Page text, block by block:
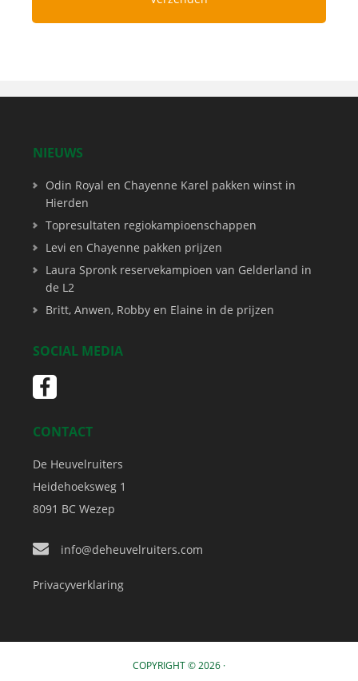
NIEUWS
Odin Royal en Chayenne Karel pakken winst in
Hierden
Topresultaten regiokampioenschappen
Levi en Chayenne pakken prijzen
Laura Spronk reservekampioen van Gelderland in
de L2
Britt, Anwen, Robby en Elaine in de prijzen
SOCIAL MEDIA
CONTACT
De Heuvelruiters
Heidehoeksweg 1
8091 BC Wezep
info@deheuvelruiters.com
Privacyverklaring
COPYRIGHT © 2026 ·